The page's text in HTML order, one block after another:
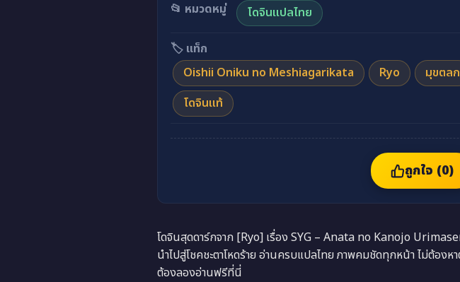
📂 หมวดหมู่ โดจินแปลไทย
🏷️ แท็ก
Oishii Oniku no Meshiagarikata
Ryo มุขตลก
โดจินแท้
ถูกใจ (0)
โดจินสุดดาร์กจาก [Ryo] เรื่อง SYG – Anata no Kanojo
นำไปสู่โชคชะตาโหดร้าย อ่านครบแปลไทย ภาพคมชัดทุกหน้า ไม่ต้อ
ต้องลองอ่านฟรีที่นี่